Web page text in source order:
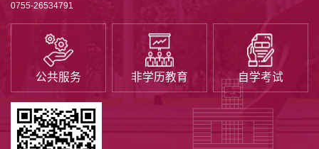
0755-26534791
公共服务 非学历教育 自学考试